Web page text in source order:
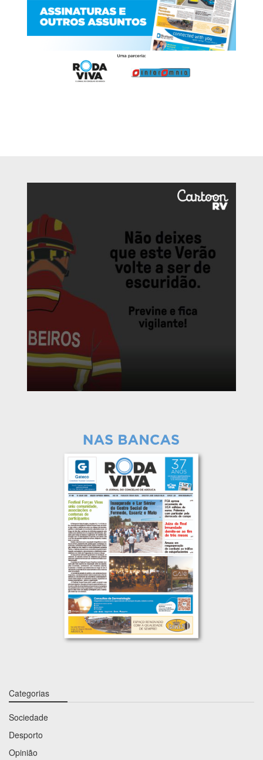
Categorias
Sociedade
Desporto
Opinião